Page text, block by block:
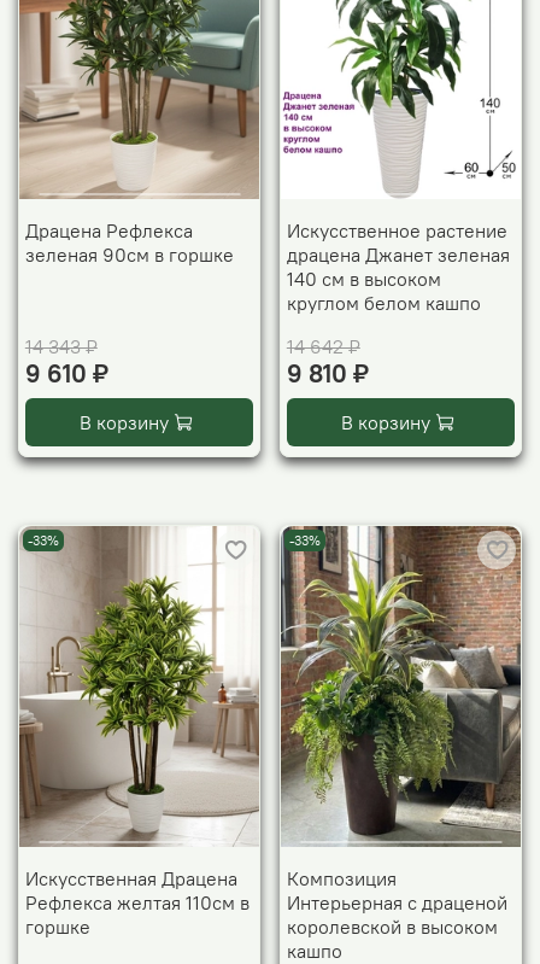
Драцена Рефлекса
зеленая 90см в горшке
14 343 ₽
9 610 ₽
В корзину
Искусственное растение
драцена Джанет зеленая
140 см в высоком
круглом белом кашпо
14 642 ₽
9 810 ₽
В корзину
-33%
Искусственная Драцена
Рефлекса желтая 110см в
горшке
-33%
Композиция
Интерьерная с драценой
королевской в высоком
кашпо